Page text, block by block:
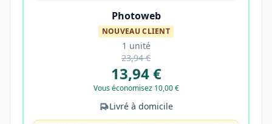
Photoweb
NOUVEAU CLIENT
1 unité
23,94 €
13,94 €
Vous économisez 10,00 €
Livré à domicile